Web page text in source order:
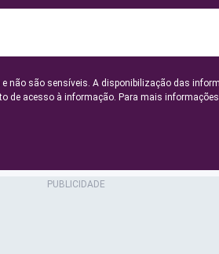
não são sensíveis. A disponibilização das
de acesso à informação. Para mais